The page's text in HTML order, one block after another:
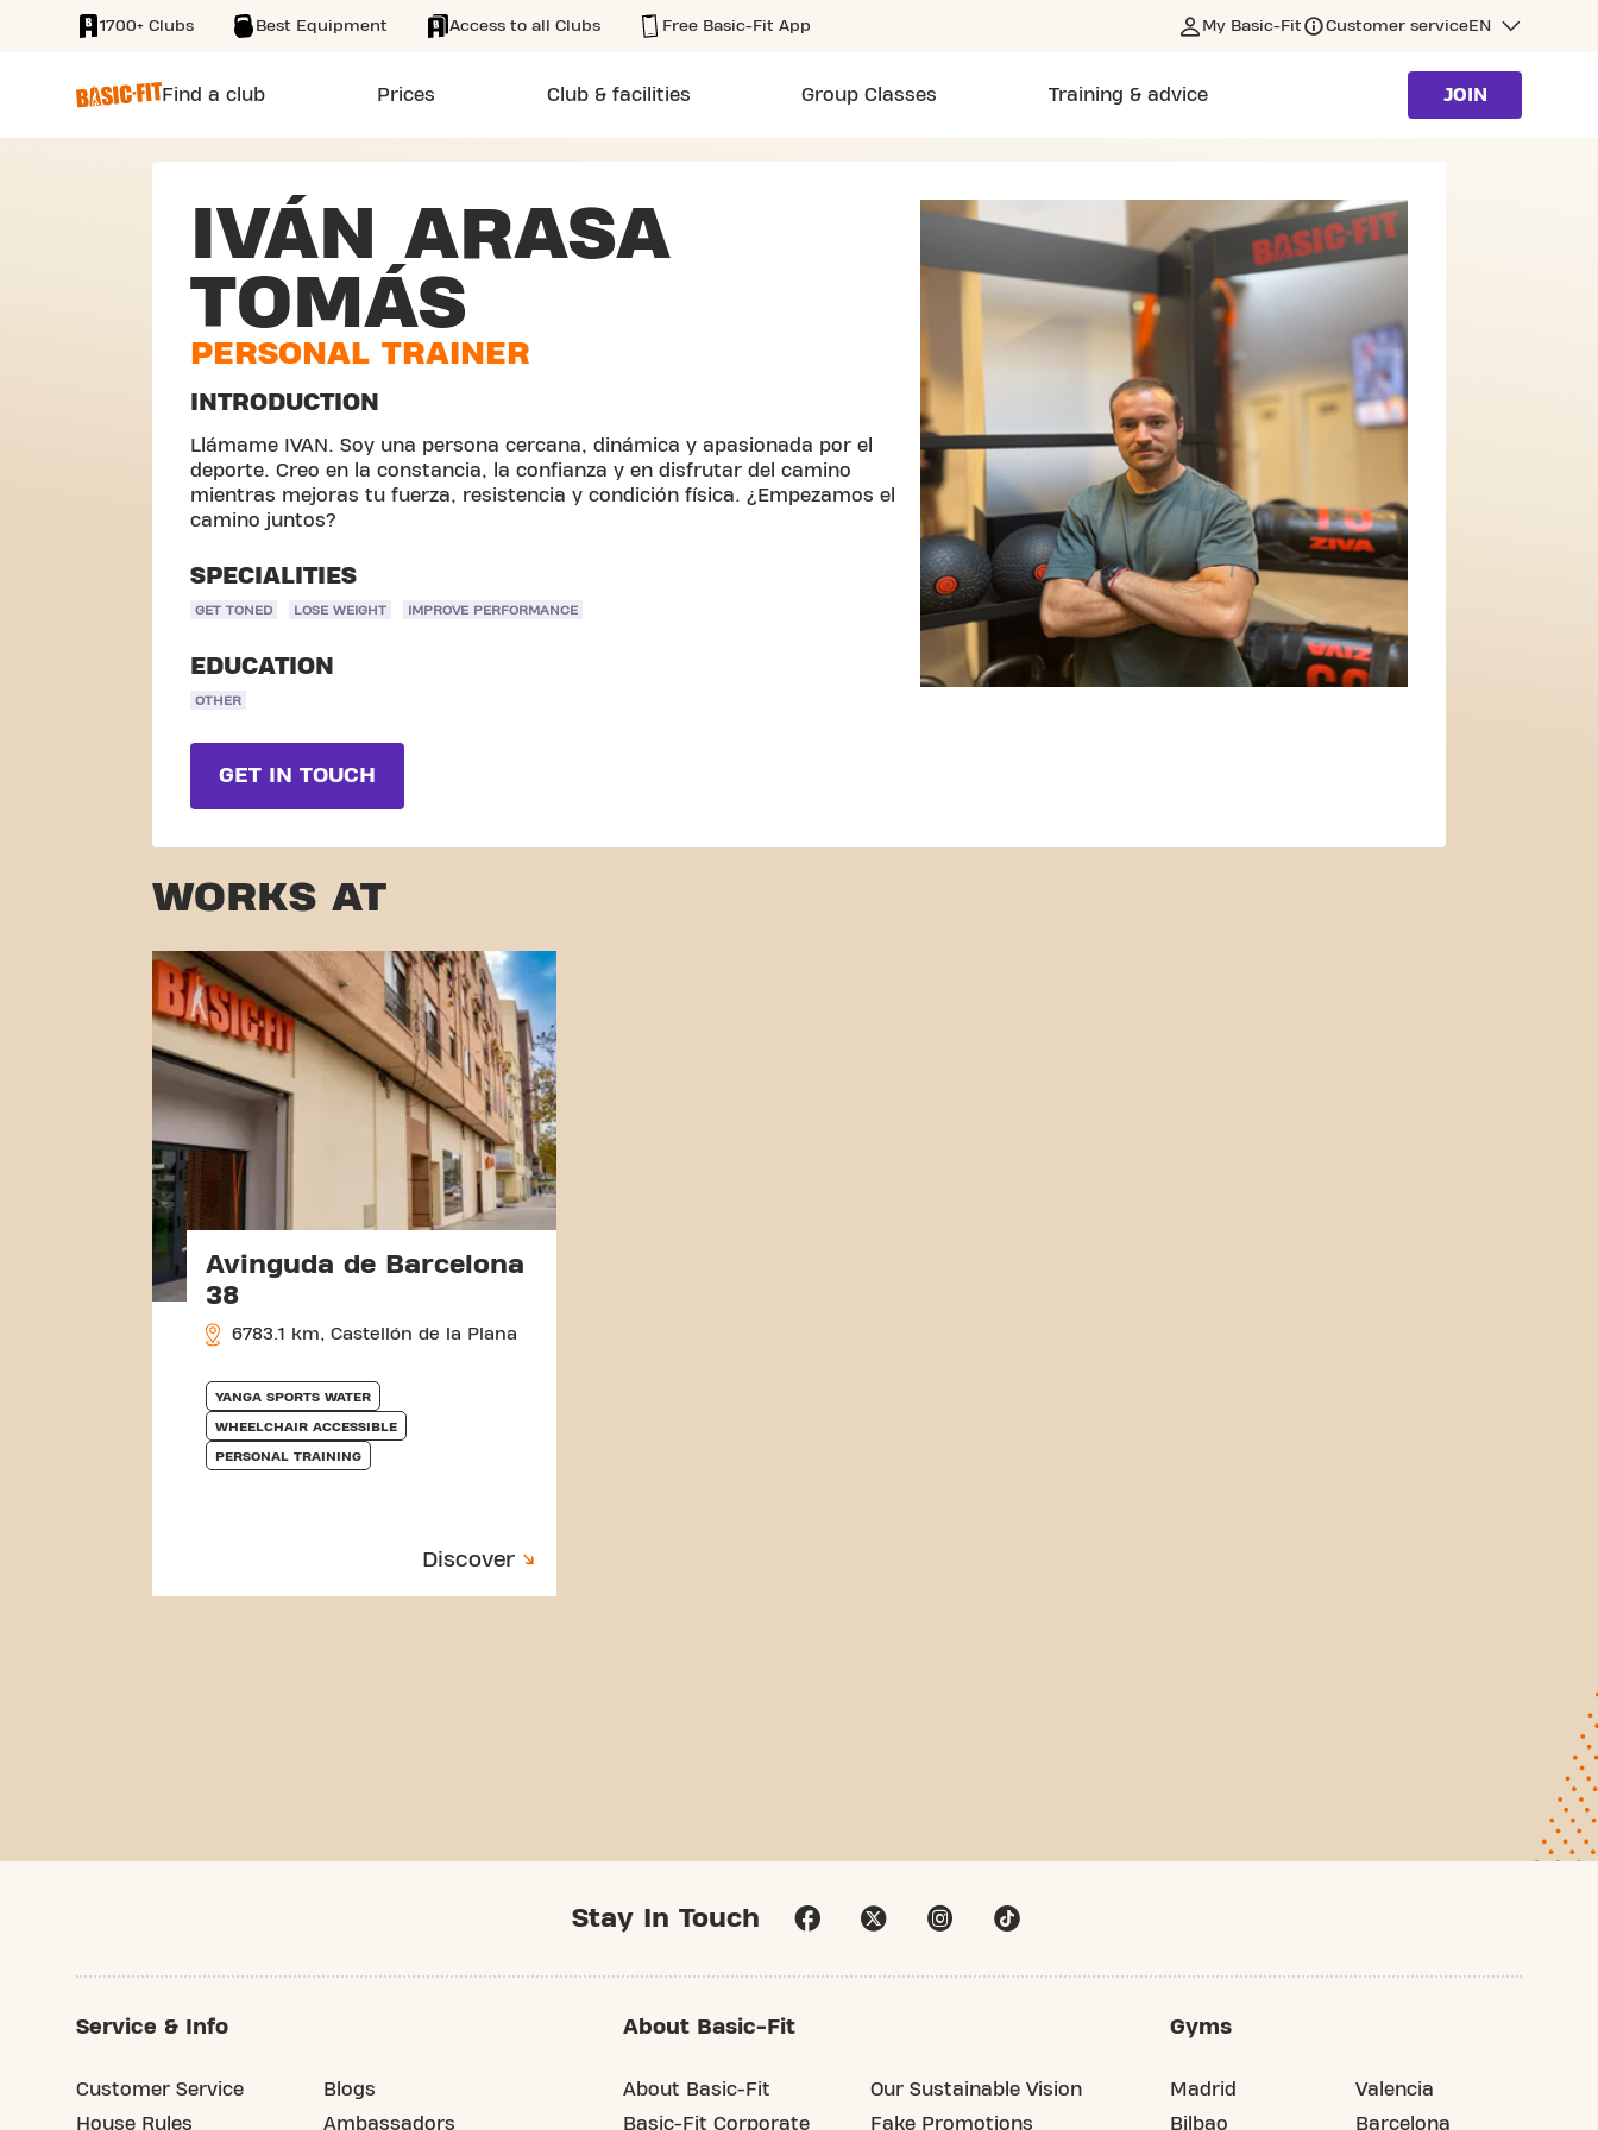
SKIP TO MAIN CONTENT
1700+ Clubs Best Equipment Access to all Clubs Free Basic-Fit App My Basic-Fit Customer serviceEN
Find a club Prices Club & facilities Group Classes Training & advice JOIN
IVÁN ARASA
TOMÁS
PERSONAL TRAINER
INTRODUCTION
Llámame IVAN. Soy una persona cercana, dinámica y apasionada por el
deporte. Creo en la constancia, la confianza y en disfrutar del camino
mientras mejoras tu fuerza, resistencia y condición física. ¿Empezamos el
camino juntos?
SPECIALITIES
GET TONED LOSE WEIGHT IMPROVE PERFORMANCE
EDUCATION
OTHER
GET IN TOUCH
WORKS AT
Avinguda de Barcelona
38
6783.1 km, Castellón de la Plana
YANGA SPORTS WATER
WHEELCHAIR ACCESSIBLE
PERSONAL TRAINING
Discover
Stay In Touch
Service & Info
Customer Service
House Rules
Blogs
Ambassadors
About Basic-Fit
About Basic-Fit
Basic-Fit Corporate
Our Sustainable Vision
Fake Promotions
Gyms
Madrid
Bilbao
Valencia
Barcelona